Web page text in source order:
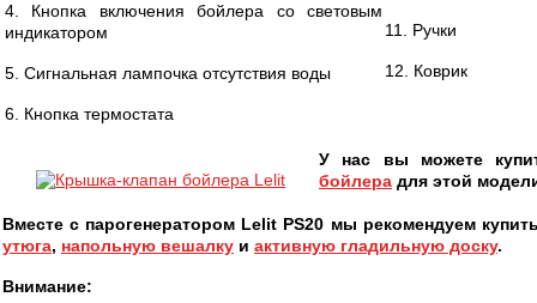
4. Кнопка включения бойлера со световым
индикатором
5. Сигнальная лампочка отсутствия воды
6. Кнопка термостата
11. Ручки
12. Коврик
У нас вы можете
бойлера для этой
Вместе с парогенератором Lelit PS20 мы рекомендуем
утюга, напольную вешалку и активную гладильную доску.
Внимание: